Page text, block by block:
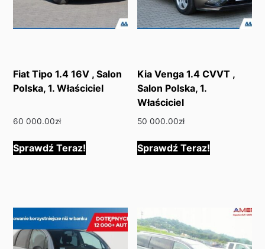
Fiat Tipo 1.4 16V , Salon
Polska, 1. Właściciel
60 000.00zł
Sprawdź Teraz!
Kia Venga 1.4 CVVT ,
Salon Polska, 1.
Właściciel
50 000.00zł
Sprawdź Teraz!